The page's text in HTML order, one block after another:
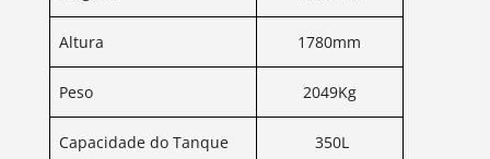
Altura 1780mm
Peso 2049Kg
Capacidade do Tanque 350L